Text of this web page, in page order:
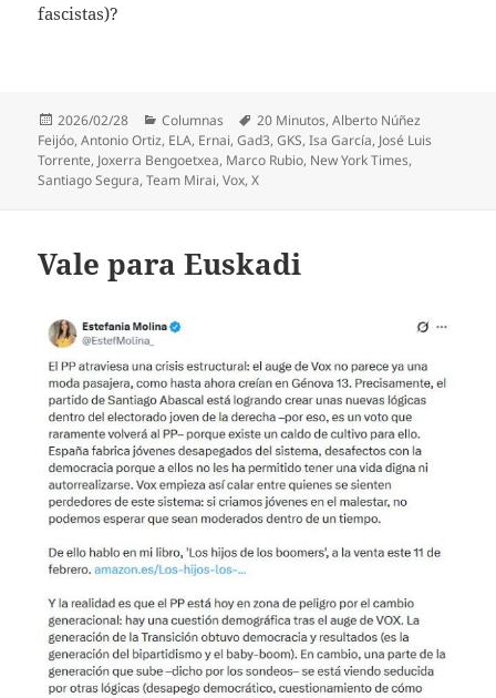
fascistas)?
Publicado
el
2026/02/28 Categorías
Columnas Etiquetas
20 Minutos,Alberto Núñez
Feijóo,Antonio Ortiz, ELA, Ernai,Gad3,GKS,Isa García, José Luis
Torrente, Joxerra Bengoetxea, Marco Rubio, New York Times,
Santiago Segura,Team Mirai,Vox,X
Vale para Euskadi